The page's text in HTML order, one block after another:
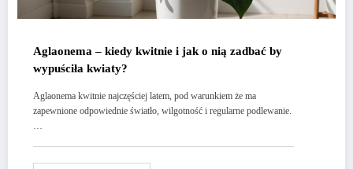
Aglaonema – kiedy kwitnie i jak o nią zadbać by
wypuściła kwiaty?
Aglaonema kwitnie najczęściej latem, pod warunkiem że ma
zapewnione odpowiednie światło, wilgotność i regularne podlewanie.